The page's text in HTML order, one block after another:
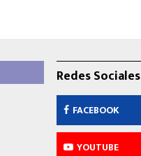
Redes Sociales
FACEBOOK
YOUTUBE